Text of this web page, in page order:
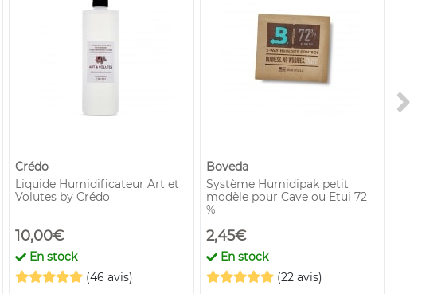
Crédo
Liquide Humidificateur Art et
Volutes by Crédo
10,00€
En stock
(46 avis)
Boveda
Système Humidipak petit
modèle pour Cave ou Etui 72
%
2,45€
En stock
(22 avis)